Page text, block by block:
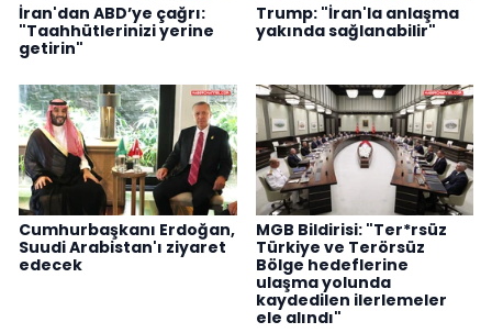
İran'dan ABD’ye çağrı:
"Taahhütlerinizi yerine
getirin"
Trump: "İran'la anlaşma
yakında sağlanabilir"
Cumhurbaşkanı Erdoğan,
Suudi Arabistan'ı ziyaret
edecek
MGB Bildirisi: "Ter*rsüz
Türkiye ve Terörsüz
Bölge hedeflerine
ulaşma yolunda
kaydedilen ilerlemeler
ele alındı"